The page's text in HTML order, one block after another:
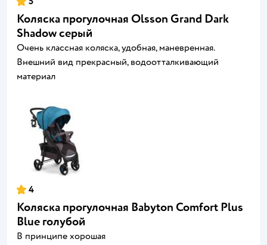
Коляска прогулочная Olsson Grand Dark
Shadow серый
Очень классная коляска, удобная, маневренная.
Внешний вид прекрасный, водоотталкивающий
материал
4
Коляска прогулочная Babyton Comfort Plus
Blue голубой
В принципе хорошая